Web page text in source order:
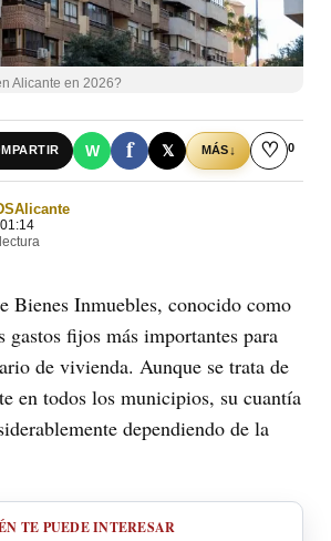
Alicante en 2026?
W f 𝕏 MÁS↓ ♡ 0
Bienes Inmuebles, conocido como
fijos más importantes para
de vivienda. Aunque se trata de
en todos los municipios, su cuantía
dependiendo de la
TE PUEDE INTERESAR